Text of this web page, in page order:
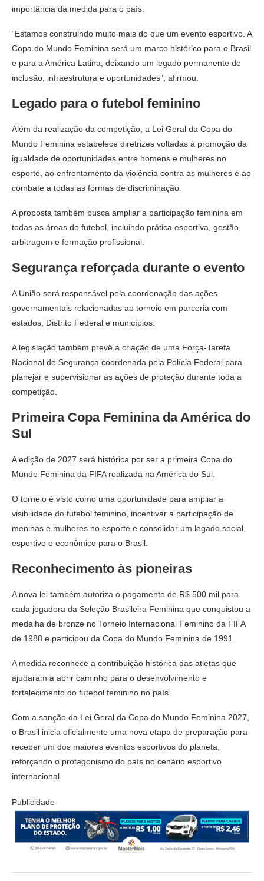
importância da medida para o país.
“Estamos construindo muito mais do que um evento esportivo. A
Copa do Mundo Feminina será um marco histórico para o Brasil
e para a América Latina, deixando um legado permanente de
inclusão, infraestrutura e oportunidades”, afirmou.
Legado para o futebol feminino
Além da realização da competição, a Lei Geral da Copa do
Mundo Feminina estabelece diretrizes voltadas à promoção da
igualdade de oportunidades entre homens e mulheres no
esporte, ao enfrentamento da violência contra as mulheres e ao
combate a todas as formas de discriminação.
A proposta também busca ampliar a participação feminina em
todas as áreas do futebol, incluindo prática esportiva, gestão,
arbitragem e formação profissional.
Segurança reforçada durante o evento
A União será responsável pela coordenação das ações
governamentais relacionadas ao torneio em parceria com
estados, Distrito Federal e municípios.
A legislação também prevê a criação de uma Força-Tarefa
Nacional de Segurança coordenada pela Polícia Federal para
planejar e supervisionar as ações de proteção durante toda a
competição.
Primeira Copa Feminina da América do
Sul
A edição de 2027 será histórica por ser a primeira Copa do
Mundo Feminina da FIFA realizada na América do Sul.
O torneio é visto como uma oportunidade para ampliar a
visibilidade do futebol feminino, incentivar a participação de
meninas e mulheres no esporte e consolidar um legado social,
esportivo e econômico para o Brasil.
Reconhecimento às pioneiras
A nova lei também autoriza o pagamento de R$ 500 mil para
cada jogadora da Seleção Brasileira Feminina que conquistou a
medalha de bronze no Torneio Internacional Feminino da FIFA
de 1988 e participou da Copa do Mundo Feminina de 1991.
A medida reconhece a contribuição histórica das atletas que
ajudaram a abrir caminho para o desenvolvimento e
fortalecimento do futebol feminino no país.
Com a sanção da Lei Geral da Copa do Mundo Feminina 2027,
o Brasil inicia oficialmente uma nova etapa de preparação para
receber um dos maiores eventos esportivos do planeta,
reforçando o protagonismo do país no cenário esportivo
internacional.
Publicidade